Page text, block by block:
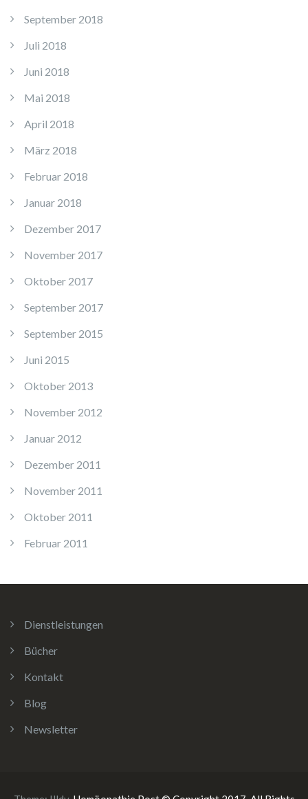
September 2018
Juli 2018
Juni 2018
Mai 2018
April 2018
März 2018
Februar 2018
Januar 2018
Dezember 2017
November 2017
Oktober 2017
September 2017
September 2015
Juni 2015
Oktober 2013
November 2012
Januar 2012
Dezember 2011
November 2011
Oktober 2011
Februar 2011
Dienstleistungen
Bücher
Kontakt
Blog
Newsletter